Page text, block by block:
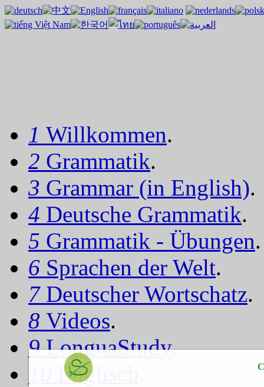
1 Willkommen.
2 Grammatik.
3 Grammar (in English).
4 Deutsche Grammatik.
5 Grammatik - Übungen.
6 Sprachen der Welt.
7 Deutscher Wortschatz.
8 Videos.
9LonguaStudy.
Englisch